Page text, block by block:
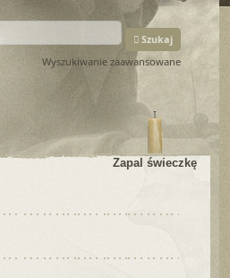
Szukaj
Wyszukiwanie zaawansowane
Zapal świeczkę